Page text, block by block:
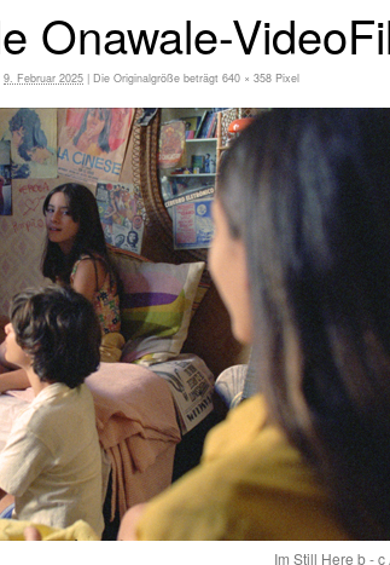
Onawale-
9. Februar 2025 | Die Originalgröße beträgt 640 × 358 Pixel
Im Still Here b -